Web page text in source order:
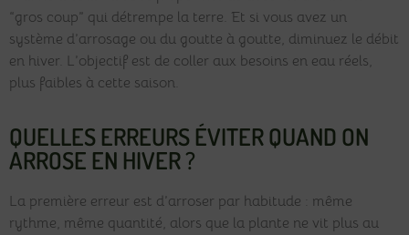
“gros coup” qui détrempe la terre. Et si vous avez un
système d’arrosage ou du goutte à goutte, diminuez le débit
en hiver. L’objectif est de coller aux besoins en eau réels,
plus faibles à cette saison.
QUELLES ERREURS ÉVITER QUAND ON
ARROSE EN HIVER ?
La première erreur est d’arroser par habitude : même
rythme, même quantité, alors que la plante ne vit plus au